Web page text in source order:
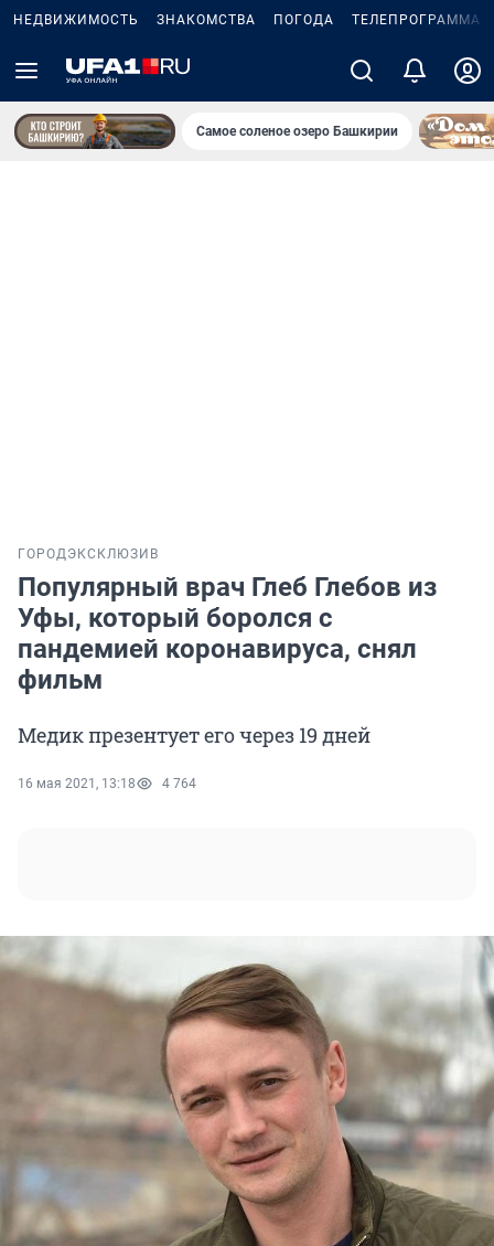
НЕДВИЖИМОСТЬ ЗНАКОМСТВА ПОГОДА ТЕЛЕПРОГРАММА
Самое соленое озеро Башкирии
ГОРОДЭКСКЛЮЗИВ
Популярный врач Глеб Глебов из
Уфы, который боролся с
пандемией коронавируса, снял
фильм
Медик презентует его через 19 дней
16 мая 2021, 13:18 4 764